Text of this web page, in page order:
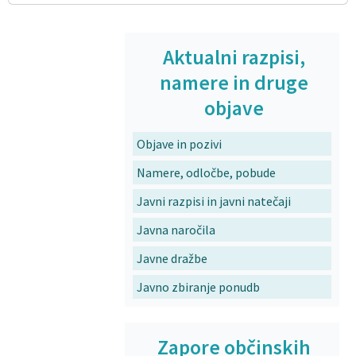
Aktualni razpisi,
namere in druge
objave
Objave in pozivi
Namere, odločbe, pobude
Javni razpisi in javni natečaji
Javna naročila
Javne dražbe
Javno zbiranje ponudb
Zapore občinskih